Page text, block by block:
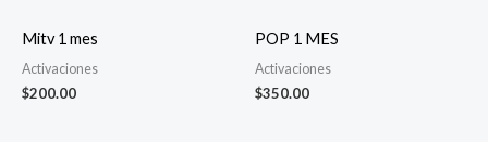
Mitv 1 mes
Activaciones
$200.00
POP 1 MES
Activaciones
$350.00